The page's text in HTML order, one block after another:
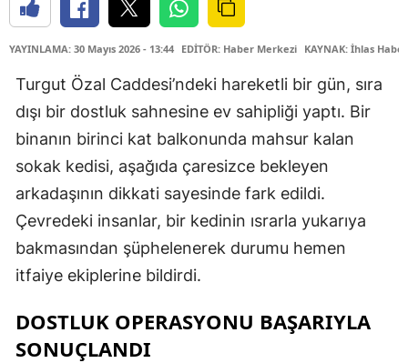
YAYINLAMA: 30 Mayıs 2026 - 13:44 EDİTÖR: Haber Merkezi KAYNAK: İhlas
Turgut Özal Caddesi’ndeki hareketli bir gün, sıra
dışı bir dostluk sahnesine ev sahipliği yaptı. Bir
binanın birinci kat balkonunda mahsur kalan
sokak kedisi, aşağıda çaresizce bekleyen
arkadaşının dikkati sayesinde fark edildi.
Çevredeki insanlar, bir kedinin ısrarla yukarıya
bakmasından şüphelenerek durumu hemen
itfaiye ekiplerine bildirdi.
DOSTLUK OPERASYONU BAŞARIYLA
SONUÇLANDI